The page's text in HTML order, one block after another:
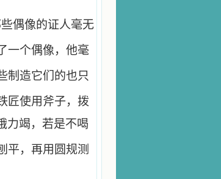
偶像的证人毫无
一个偶像，他毫
制造它们的也只
匠使用斧子，拨
力竭，若是不喝
平，再用圆规测